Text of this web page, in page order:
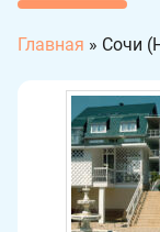
Главная » Сочи